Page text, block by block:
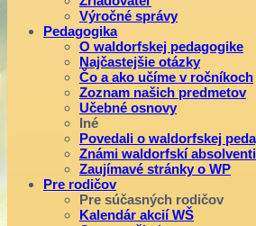
Výročné správy
Pedagogika
O waldorfskej pedagogike
Najčastejšie otázky
Čo a ako učíme v ročníkoch
Zoznam našich predmetov
Učebné osnovy
Iné
Povedali o waldorfskej
Známi waldorfskí absolventi
Zaujímavé stránky o WP
Pre rodičov
Pre súčasných rodičov
Kalendár akcií WŠ